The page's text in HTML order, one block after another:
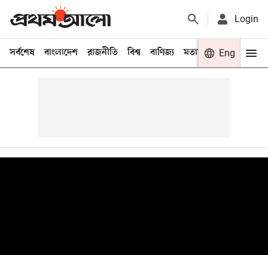
Login
সর্বশেষ বাংলাদেশ রাজনীতি বিশ্ব বাণিজ্য মতামত খেলা
Eng